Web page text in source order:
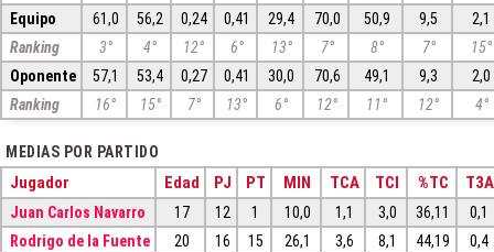
Equipo 61,0 56,2 0,24 0,41 29,4 70,0 50,9 9,5
2,1
Ranking
3° 4° 12° 6° 13° 7° 8° 7°
15°
Oponente
57,1 53,4 0,27 0,41 30,0 70,6 49,1 9,3
2,0
Ranking
16° 15° 7° 13° 6° 12° 11° 12° 4°
MEDIAS POR PARTIDO
Jugador Edad PJ PT MIN TCA TCI %TC T3A
Juan Carlos Navarro 17 12 1 10,0 1,1 3,0 36,11
0,1
Rodrigo de la Fuente
20 16 15 26,1 3,6 8,1 44,19
0,4